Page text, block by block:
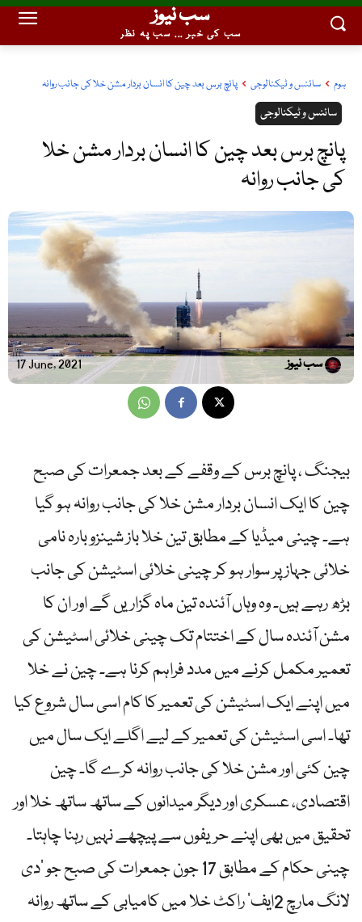
سب نیوز
سب کی خبر ... سب پہ نظر
ہوم سائنس و ٹیکنالوجی پانچ برس بعد چین کا انسان بردار مشن خلا کی جانب روانہ
سائنس و ٹیکنالوجی
پانچ برس بعد چین کا انسان بردار مشن خلا
کی جانب روانہ
17 June, 2021 سب نیوز
بیجنگ ، پانچ برس کے وقفے کے بعد جمعرات کی صبح
چین کا ایک انسان بردار مشن خلا کی جانب روانہ ہو گیا
ہے۔ چینی میڈیا کے مطابق تین خلا باز شینزو بارہ نامی
خلائی جہاز پر سوار ہو کر چینی خلائی اسٹیشن کی جانب
بڑھ رہے ہیں۔ وہ وہاں آئندہ تین ماہ گزاریں گے اور ان کا
مشن آئندہ سال کے اختتام تک چینی خلائی اسٹیشن کی
تعمیر مکمل کرنے میں مدد فراہم کرنا ہے۔ چین نے خلا
میں اپنے ایک اسٹیشن کی تعمیر کا کام اسی سال شروع کیا
تھا۔ اسی اسٹیشن کی تعمیر کے لیے اگلے ایک سال میں
چین کئی اور مشن خلا کی جانب روانہ کرے گا۔ چین
اقتصادی، عسکری اور دیگر میدانوں کے ساتھ ساتھ خلا اور
تحقیق میں بھی اپنے حریفوں سے پیچھے نہیں رہنا چاہتا۔
چینی حکام کے مطابق 17 جون جمعرات کی صبح جو ‘دی
لانگ مارچ 2ایف’ راکٹ خلا میں کامیابی کے ساتھ روانہ